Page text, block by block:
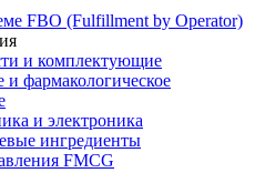
FBO (Fulfillment by Operator)
и комплектующие
фармакологическое
и электроника
ингредиенты
FMCG